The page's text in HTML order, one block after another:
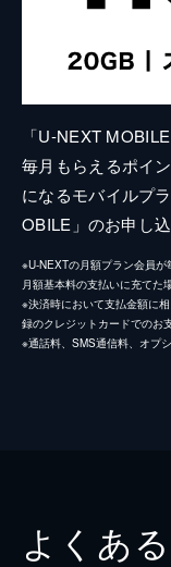
「U-NEXT
毎月もらえるポイ
になるモバイルプ
OBILE」のお申し
※U-NEXTの月額プラン会員
月額基本料の支払いに充てた場
※決済時において支払金額に
録のクレジットカードでのお
※通話料、SMS通信料、オプ
よくあ